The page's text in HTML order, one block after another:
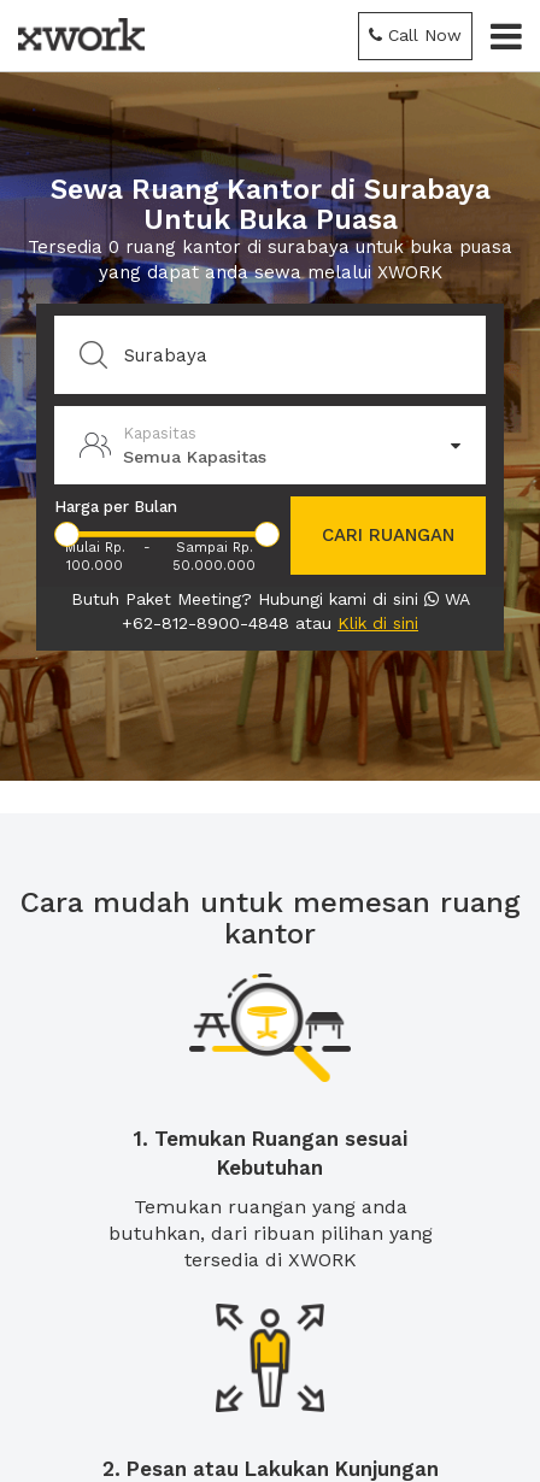
Call Now
Sewa Ruang Kantor di Surabaya
Untuk Buka Puasa
Tersedia 0 ruang kantor di surabaya untuk buka puasa
yang dapat anda sewa melalui XWORK
Kapasitas
Semua Kapasitas
Harga per Bulan
Mulai Rp.
100.000
-
Sampai Rp.
50.000.000
CARI RUANGAN
Butuh Paket Meeting? Hubungi kami di sini
WA
+62-812-8900-4848 atau Klik di sini
Cara mudah untuk memesan ruang
kantor
1. Temukan Ruangan sesuai
Kebutuhan
Temukan ruangan yang anda
butuhkan, dari ribuan pilihan yang
tersedia di XWORK
2. Pesan atau Lakukan Kunjungan